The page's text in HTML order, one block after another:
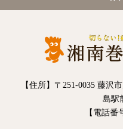
【住所】〒251-0035 藤沢
島駅
【電話番